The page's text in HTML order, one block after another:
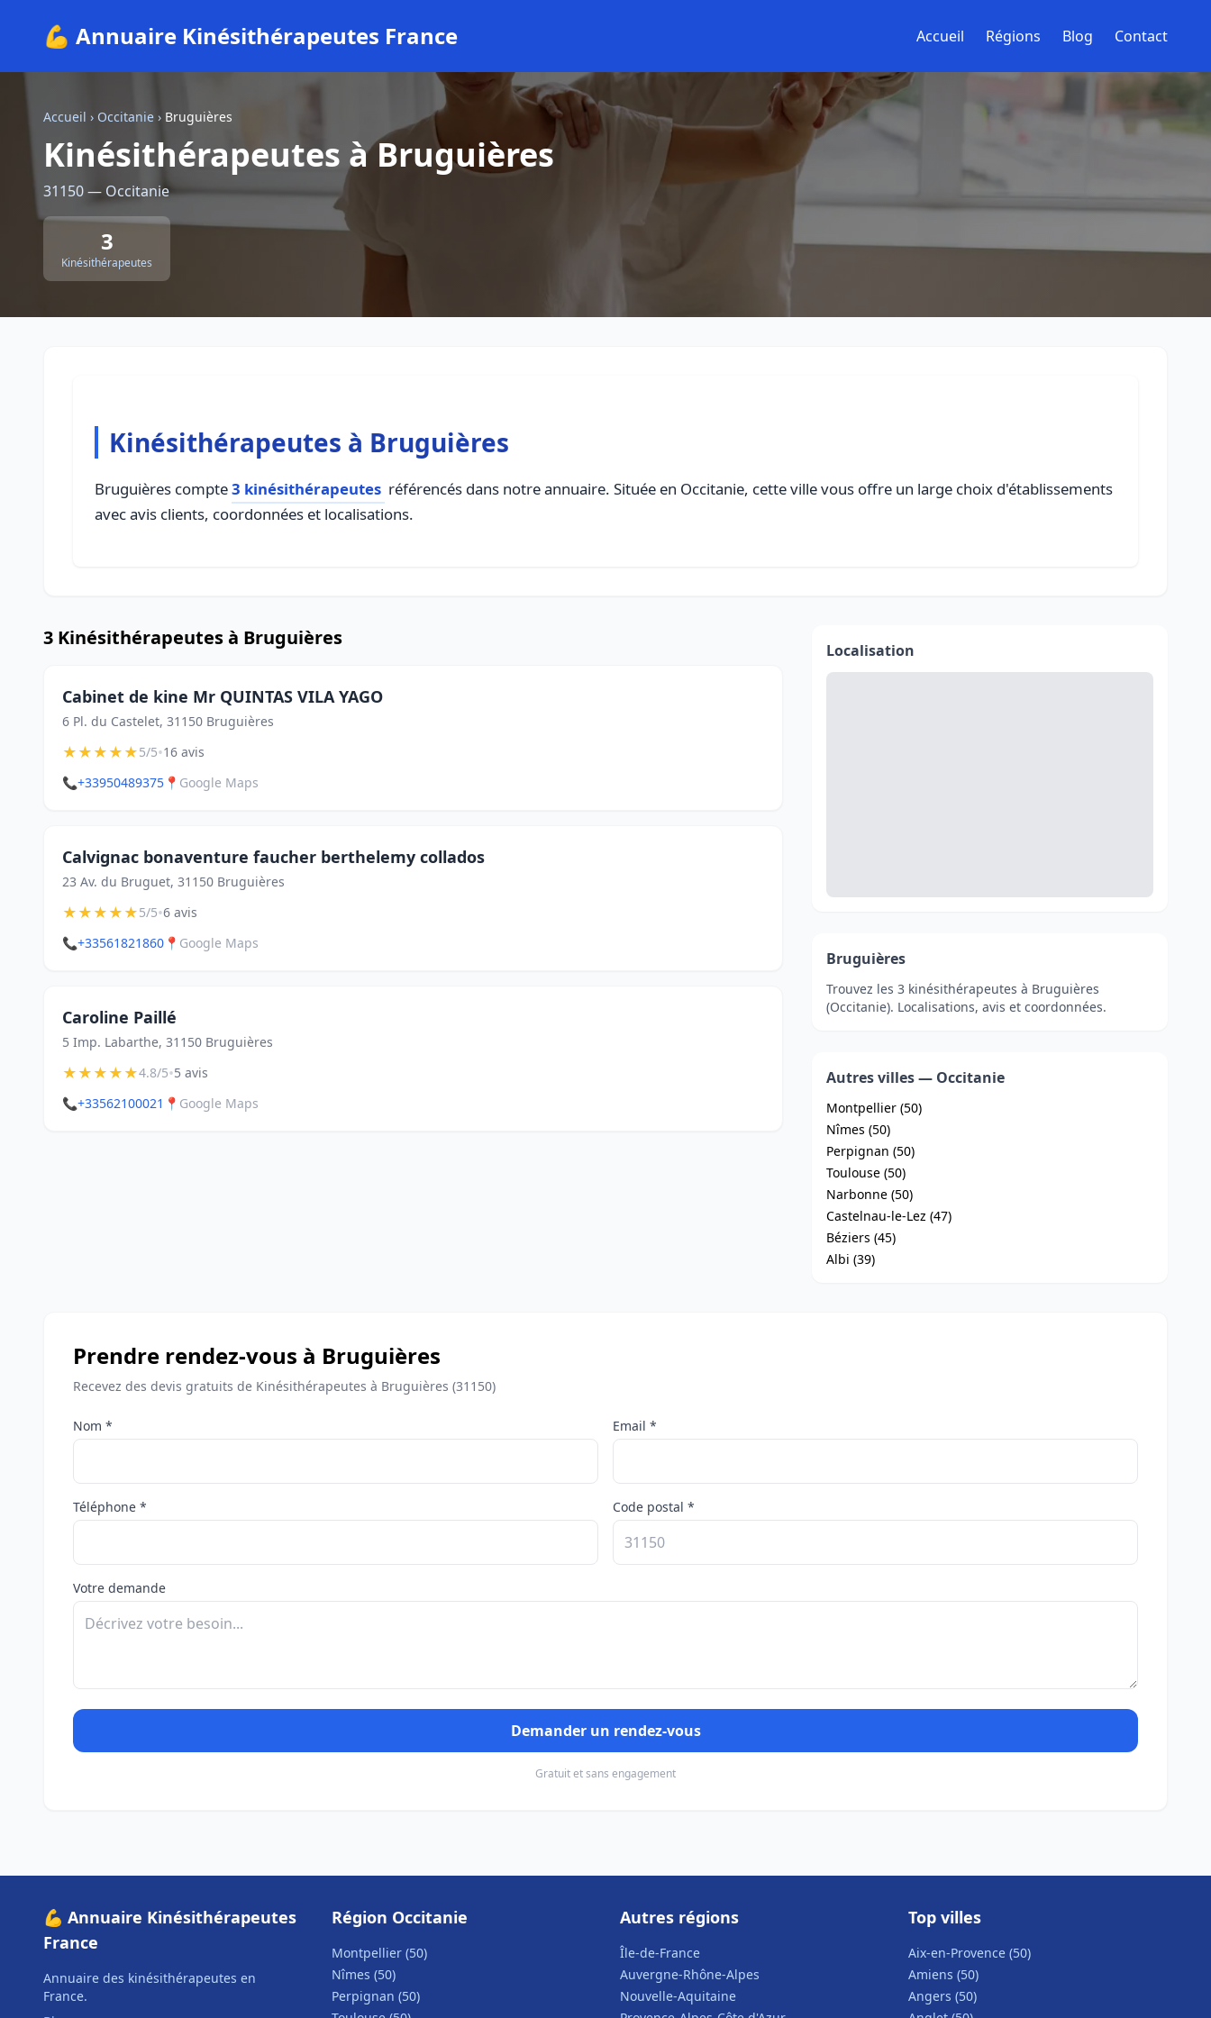
💪 Annuaire Kinésithérapeutes France Accueil Régions Blog Contact
Accueil › Occitanie › Bruguières
Kinésithérapeutes à Bruguières
31150 — Occitanie
3
Kinésithérapeutes
Kinésithérapeutes à Bruguières
Bruguières compte3 kinésithérapeutes référencés dans notre annuaire. Située en Occitanie, cette ville vous offre un large choix d'établissements
avec avis clients, coordonnées et localisations.
3 Kinésithérapeutes à Bruguières
Cabinet de kine Mr QUINTAS VILA YAGO
6 Pl. du Castelet, 31150 Bruguières
★★★★★5/5•16 avis
📞+33950489375 📍 Google Maps
Calvignac bonaventure faucher berthelemy collados
23 Av. du Bruguet, 31150 Bruguières
★★★★★5/5•6 avis
📞+33561821860 📍 Google Maps
Caroline Paillé
5 Imp. Labarthe, 31150 Bruguières
★★★★★4.8/5•5 avis
📞+33562100021 📍 Google Maps
Localisation
Bruguières
Trouvez les 3 kinésithérapeutes à Bruguières
(Occitanie). Localisations, avis et coordonnées.
Autres villes — Occitanie
Montpellier (50)
Nîmes (50)
Perpignan (50)
Toulouse (50)
Narbonne (50)
Castelnau-le-Lez (47)
Béziers (45)
Albi (39)
Prendre rendez-vous à Bruguières
Recevez des devis gratuits de Kinésithérapeutes à Bruguières (31150)
Nom * Email *
Téléphone * Code postal *
Votre demande
Demander un rendez-vous
Gratuit et sans engagement
💪 Annuaire Kinésithérapeutes
France
Annuaire des kinésithérapeutes en
France.
Région Occitanie
Montpellier (50)
Nîmes (50)
Perpignan (50)
Autres régions
Île-de-France
Auvergne-Rhône-Alpes
Nouvelle-Aquitaine
Top villes
Aix-en-Provence (50)
Amiens (50)
Angers (50)